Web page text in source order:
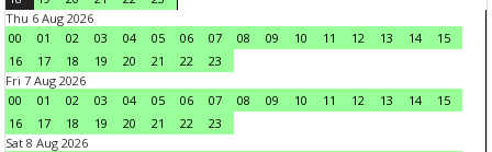
Thu 6 Aug 2026
00
01 02 03 04 05 06 07 08 09 10 11 12 13 14
15
16
17 18 19 20 21 22
23
Fri 7 Aug 2026
00
01 02 03 04 05 06 07 08 09 10 11 12 13 14
15
16
17 18 19 20 21 22
23
Sat 8 Aug 2026